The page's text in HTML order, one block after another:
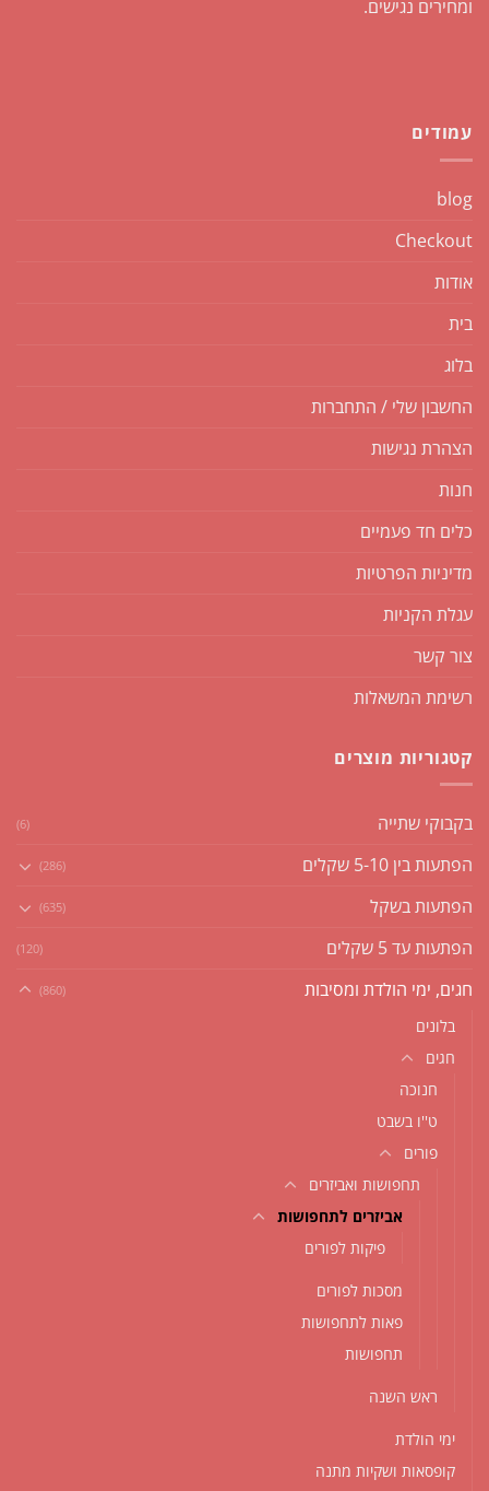
ומחירים נגישים.
עמודים
blog
Checkout
אודות
בית
בלוג
החשבון שלי / התחברות
הצהרת נגישות
חנות
כלים חד פעמיים
מדיניות הפרטיות
עגלת הקניות
צור קשר
רשימת המשאלות
קטגוריות מוצרים
בקבוקי שתייה (6)
הפתעות בין 5-10 שקלים (286)
הפתעות בשקל (635)
הפתעות עד 5 שקלים (120)
חגים, ימי הולדת ומסיבות (860)
בלונים
חגים
חנוכה
ט''ו בשבט
פורים
תחפושות ואביזרים
אביזרים לתחפושות
פיקות לפורים
מסכות לפורים
פאות לתחפושות
תחפושות
ראש השנה
ימי הולדת
קופסאות ושקיות מתנה